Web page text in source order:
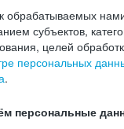
обрабатываемых
субъектов,
целей
персональных
.
персональные